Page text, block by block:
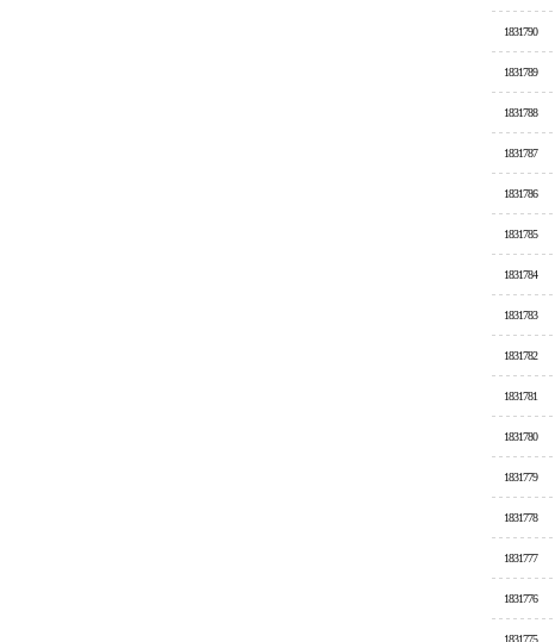
1831790
1831789
1831788
1831787
1831786
1831785
1831784
1831783
1831782
1831781
1831780
1831779
1831778
1831777
1831776
1831775